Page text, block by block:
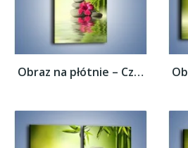
Obraz na płótnie – Czerwony sen o kwiatach...